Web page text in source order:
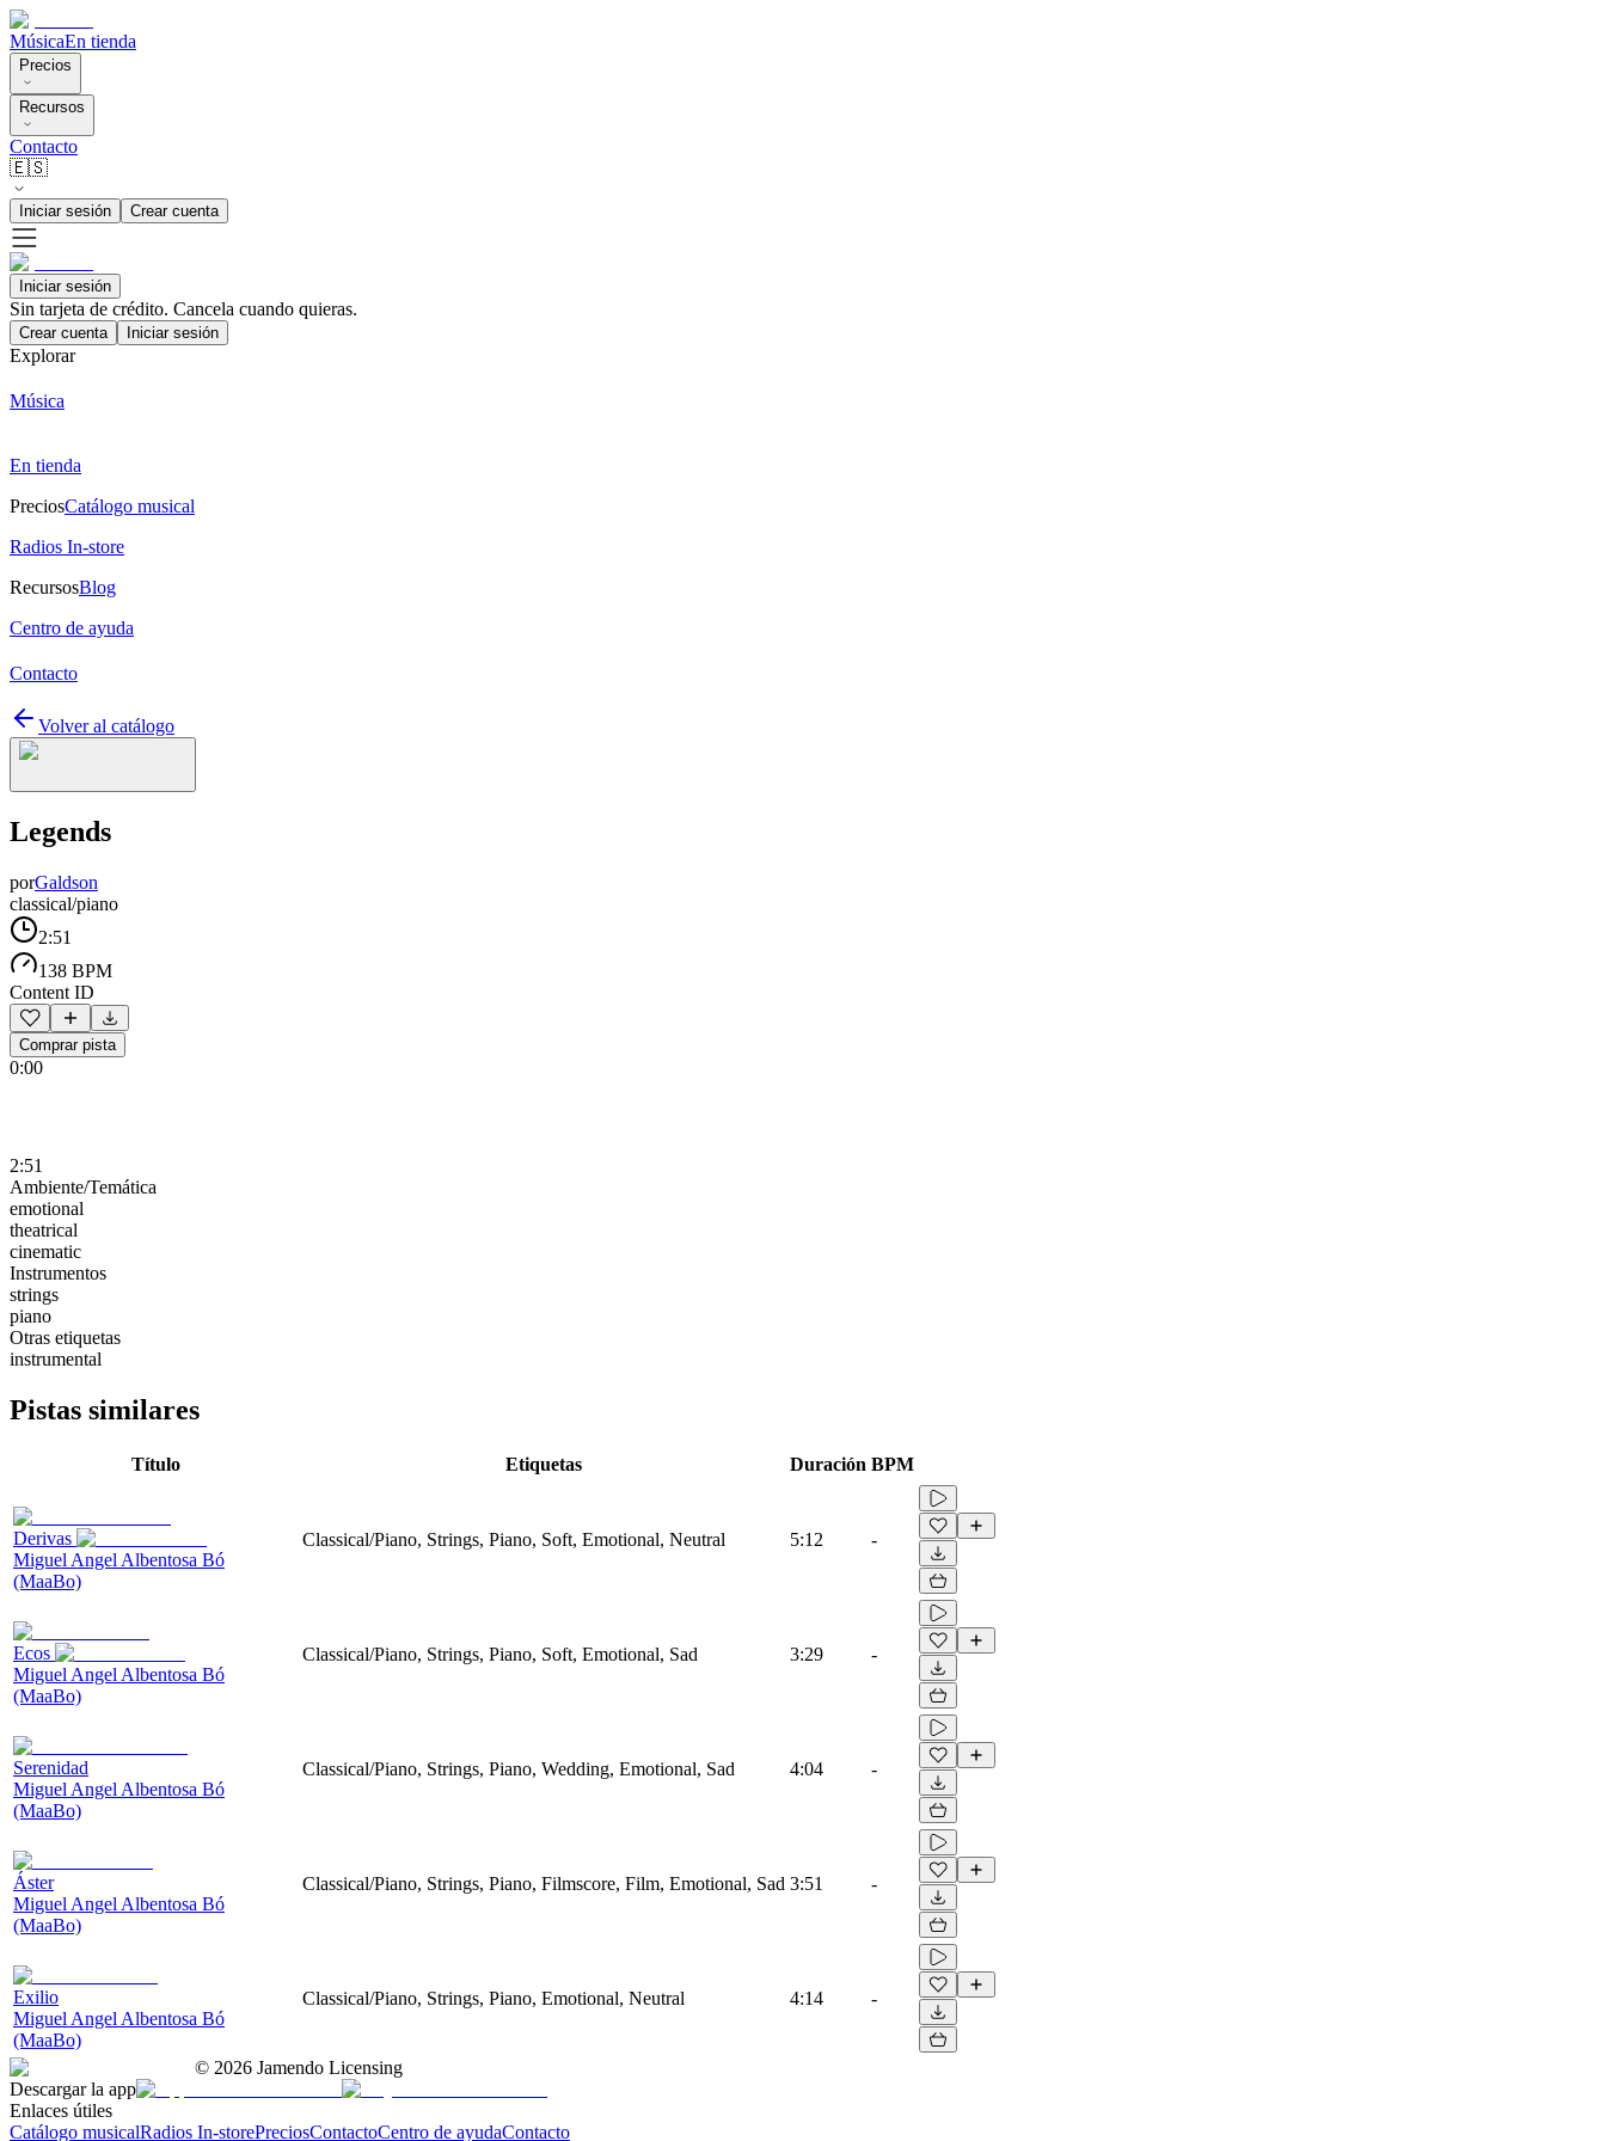
MúsicaEn tienda
Precios
Recursos
Contacto
🇪🇸
Iniciar sesión Crear cuenta
Iniciar sesión
Sin tarjeta de crédito. Cancela cuando quieras.
Crear cuenta Iniciar sesión
Explorar
Música
En tienda
PreciosCatálogo musical
Radios In-store
RecursosBlog
Centro de ayuda
Contacto
Volver al catálogo
Legends
porGaldson
classical/piano
2:51
138 BPM
Content ID
Comprar pista
0:00
2:51
Ambiente/Temática
emotional
theatrical
cinematic
Instrumentos
strings
piano
Otras etiquetas
instrumental
Pistas similares
Título Etiquetas Duración BPM
Derivas
Miguel Angel Albentosa Bó
(MaaBo)
Classical/Piano, Strings, Piano, Soft, Emotional, Neutral 5:12 -
Ecos
Miguel Angel Albentosa Bó
(MaaBo)
Classical/Piano, Strings, Piano, Soft, Emotional, Sad 3:29 -
Serenidad
Miguel Angel Albentosa Bó
(MaaBo)
Classical/Piano, Strings, Piano, Wedding, Emotional, Sad 4:04 -
Áster
Miguel Angel Albentosa Bó
(MaaBo)
Classical/Piano, Strings, Piano, Filmscore, Film, Emotional, Sad 3:51 -
Exilio
Miguel Angel Albentosa Bó
(MaaBo)
Classical/Piano, Strings, Piano, Emotional, Neutral 4:14 -
© 2026 Jamendo Licensing
Descargar la app
Enlaces útiles
Catálogo musicalRadios In-storePreciosContactoCentro de ayudaContacto